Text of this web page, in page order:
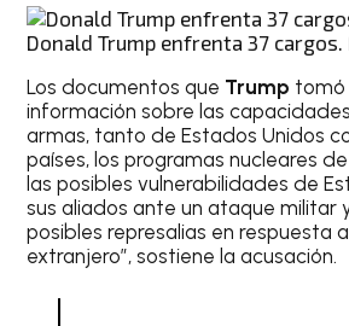
Donald Trump enfrenta 37 cargos.
Los documentos que Trump tomó
información sobre las
armas, tanto de Estados Unidos
países, los programas nucleares
las posibles vulnerabilidades de
sus aliados ante un ataque militar
posibles represalias en respuesta
extranjero”, sostiene la acusación.